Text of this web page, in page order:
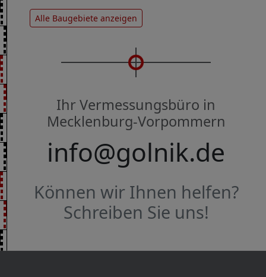
Alle Baugebiete anzeigen
Ihr Vermessungsbüro in
Mecklenburg-Vorpommern
info@golnik.de
Können wir Ihnen helfen?
Schreiben Sie uns!